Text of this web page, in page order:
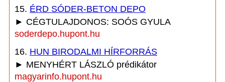
15. ÉRD SÓDER-BETON DEPO
► CÉGTULAJDONOS: SOÓS GYULA
soderdepo.hupont.hu
16. HUN BIRODALMI HÍRFORRÁS
► MENYHÉRT LÁSZLÓ prédikátor
magyarinfo.hupont.hu